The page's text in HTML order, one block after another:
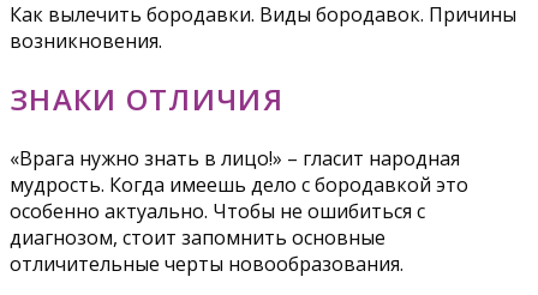
Как вылечить бородавки. Виды бородавок. Причины
возникновения.
ЗНАКИ ОТЛИЧИЯ
«Врага нужно знать в лицо!» – гласит народная
мудрость. Когда имеешь дело с бородавкой это
особенно актуально. Чтобы не ошибиться с
диагнозом, стоит запомнить основные
отличительные черты новообразования.